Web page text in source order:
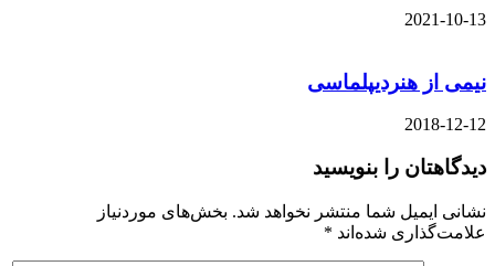
2021-10-13
نیمی از هنردیپلماسی
2018-12-12
دیدگاهتان را بنویسید
نشانی ایمیل شما منتشر نخواهد شد. بخش‌های موردنیاز
علامت‌گذاری شده‌اند *